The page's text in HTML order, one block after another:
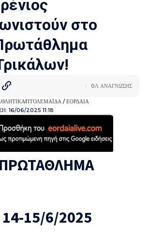
στο
16/06/2025 11:18
ΠΤΟΛΕΜΑΪΔΑ / ΕΟΡΔΑΙΑ
0Λ ΑΝΑΓΝΩΣΗΣ
15/6/2025